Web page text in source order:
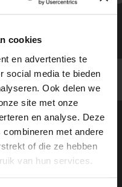
cookies
en advertenties te
social media te bieden
Ook delen we
site met onze
en analyse. Deze
met andere
of die ze hebben
van hun services.
PFAS in hobby-
met een
de echte vraag is: is
verslaggever